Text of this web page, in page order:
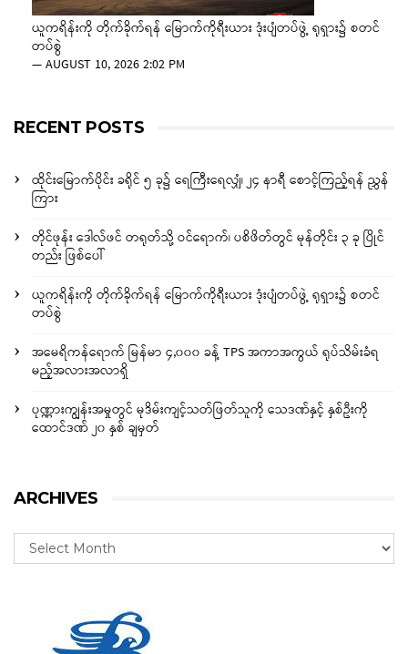
ယူကရိန်းကို တိုက်ခိုက်ရန် မြောက်ကိုရီးယား ဒုံးပျံတပ်ဖွဲ့ ရုရှား၌ စတင်
တပ်စွဲ
—AUGUST 10, 2026 2:02 PM
RECENT POSTS
ထိုင်းမြောက်ပိုင်း ခရိုင် ၅ ခု၌ ရေကြီးရေလျှံ၊ ၂၄ နာရီ စောင့်ကြည့်ရန် ညွှန်
ကြား
တိုင်ဖုန်း ဒေါလ်ဖင် တရုတ်သို့ ဝင်ရောက်၊ ပစိဖိတ်တွင် မုန်တိုင်း ၃ ခု ပြိုင်
တည်း ဖြစ်ပေါ်
ယူကရိန်းကို တိုက်ခိုက်ရန် မြောက်ကိုရီးယား ဒုံးပျံတပ်ဖွဲ့ ရုရှား၌ စတင်
တပ်စွဲ
အမေရိကန်ရောက် မြန်မာ ၄,၀၀၀ ခန့် TPS အကာအကွယ် ရုပ်သိမ်းခံရ
မည့်အလားအလာရှိ
ပုဏ္ဏားကျွန်းအမှုတွင် မုဒိမ်းကျင့်သတ်ဖြတ်သူကို သေဒဏ်နှင့် နှစ်ဦးကို
ထောင်ဒဏ် ၂၀ နှစ် ချမှတ်
ARCHIVES